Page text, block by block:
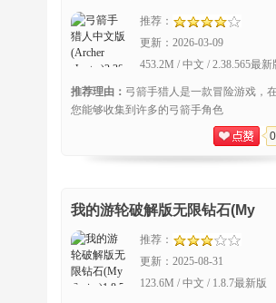
推荐：
更新： 2026-03-09
453.2M / 中文 / 2.38.565最新
推荐理由： 弓箭手猎人是一款冒险游戏，
您能够收集到许多的弓箭手角色
0
我的游轮破解版无限钻石(My
Cruise)
推荐：
更新： 2025-08-31
123.6M / 中文 / 1.8.7最新版